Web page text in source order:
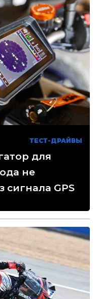
ТЕСТ-ДРАЙВЫ
для
не
сигнала GPS